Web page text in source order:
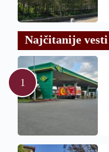
Najčitanije vesti